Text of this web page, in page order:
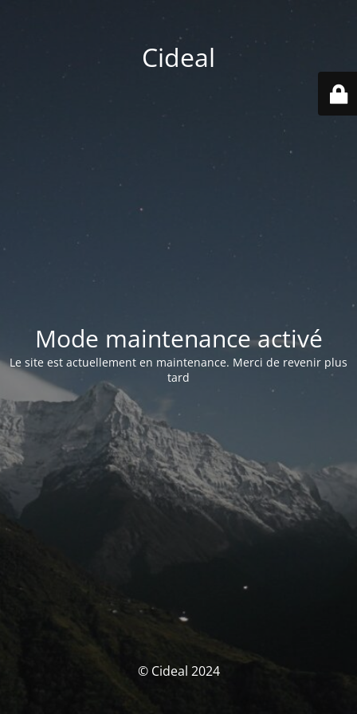
Cideal
Mode maintenance activé
Le site est actuellement en maintenance. Merci de revenir plus
tard
© Cideal 2024